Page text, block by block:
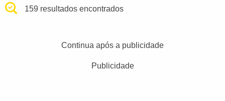
159 resultados encontrados
Continua após a publicidade
Publicidade